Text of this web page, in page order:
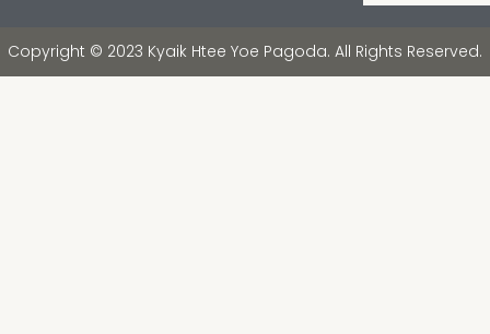
Copyright © 2023 Kyaik Htee Yoe Pagoda. All Rights Reserved.